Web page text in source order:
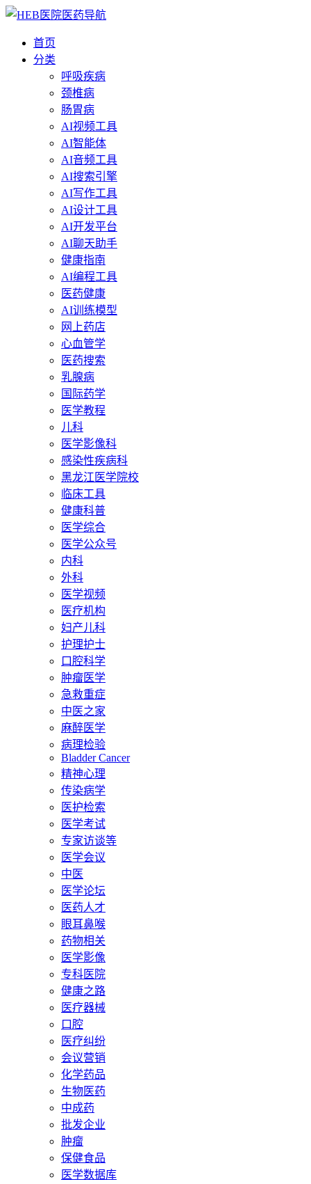
首页
分类
呼吸疾病
颈椎病
肠胃病
AI视频工具
AI智能体
AI音频工具
AI搜索引擎
AI写作工具
AI设计工具
AI开发平台
AI聊天助手
健康指南
AI编程工具
医药健康
AI训练模型
网上药店
心血管学
医药搜索
乳腺病
国际药学
医学教程
儿科
医学影像科
感染性疾病科
黑龙江医学院校
临床工具
健康科普
医学综合
医学公众号
内科
外科
医学视频
医疗机构
妇产儿科
护理护士
口腔科学
肿瘤医学
急救重症
中医之家
麻醉医学
病理检验
Bladder Cancer
精神心理
传染病学
医护检索
医学考试
专家访谈等
医学会议
中医
医学论坛
医药人才
眼耳鼻喉
药物相关
医学影像
专科医院
健康之路
医疗器械
口腔
医疗纠纷
会议营销
化学药品
生物医药
中成药
批发企业
肿瘤
保健食品
医学数据库